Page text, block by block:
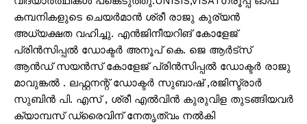
കമ്പനികളുടെ ചെയർമാൻ ശ്രീ രാജു കുര്യൻ
അധ്യക്ഷത വഹിച്ചു. എൻജിനീയറിങ് കോളേജ്
പ്രിൻസിപ്പൽ ഡോക്ടർ അനൂപ് കെ. ജെ ആർട്സ്
ആൻഡ് സയൻസ് കോളേജ് പ്രിൻസിപ്പൽ ഡോക്ടർ രാജു
മാവുങ്കൽ . ലഫ്റ്റനന്റ് ഡോക്ടർ സുബാഷ് ,രജിസ്ട്രാർ
സുബിൻ പി. എസ് , ശ്രീ എല്‍വിന്‍ കുരുവിള തുടങ്ങിയവർ
ക്യാമ്പസ് ഡ്രൈവിന് നേതൃത്വം നൽകി